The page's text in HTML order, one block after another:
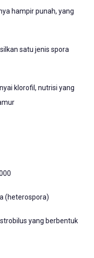
hampir punah, yang
satu jenis spora
klorofil, nutrisi yang
(heterospora)
yang berbentuk